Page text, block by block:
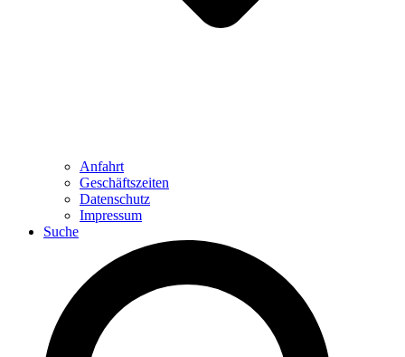
Anfahrt
Geschäftszeiten
Datenschutz
Impressum
Suche